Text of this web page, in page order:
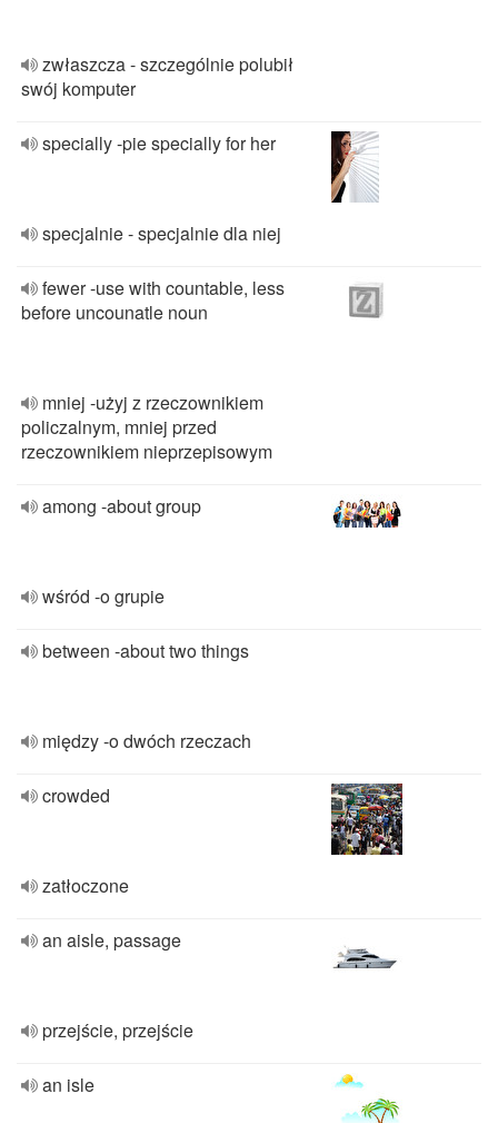
zwłaszcza - szczególnie polubił
swój komputer
specially -pie specially for her
specjalnie - specjalnie dla niej
fewer -use with countable, less
before uncounatle noun
mniej -użyj z rzeczownikiem
policzalnym, mniej przed
rzeczownikiem nieprzepisowym
among -about group
wśród -o grupie
between -about two things
między -o dwóch rzeczach
crowded
zatłoczone
an aisle, passage
przejście, przejście
an isle